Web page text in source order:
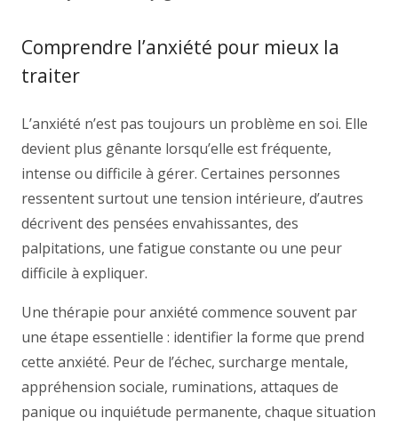
Comprendre l’anxiété pour mieux la
traiter
L’anxiété n’est pas toujours un problème en soi. Elle
devient plus gênante lorsqu’elle est fréquente,
intense ou difficile à gérer. Certaines personnes
ressentent surtout une tension intérieure, d’autres
décrivent des pensées envahissantes, des
palpitations, une fatigue constante ou une peur
difficile à expliquer.
Une thérapie pour anxiété commence souvent par
une étape essentielle : identifier la forme que prend
cette anxiété. Peur de l’échec, surcharge mentale,
appréhension sociale, ruminations, attaques de
panique ou inquiétude permanente, chaque situation